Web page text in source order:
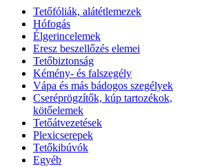
Tetőfóliák, alátétlemezek
Hófogás
Élgerincelemek
Eresz beszellőzés elemei
Tetőbiztonság
Kémény- és falszegély
Vápa és más bádogos szegélyek
Cseréprögzítők, kúp tartozékok,
kötőelemek
Tetőátvezetések
Plexicserepek
Tetőkibúvók
Egyéb